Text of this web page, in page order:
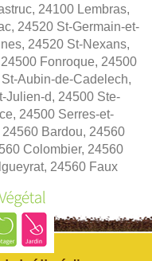
24100 Lembras,
24520 St-Germain-et-
24520 St-Nexans,
Fonroque, 24500
Aubin-de-Cadelech,
Julien-d, 24500 Ste-
24500 Serres-et-
Bardou, 24560
Colombier, 24560
24560 Faux